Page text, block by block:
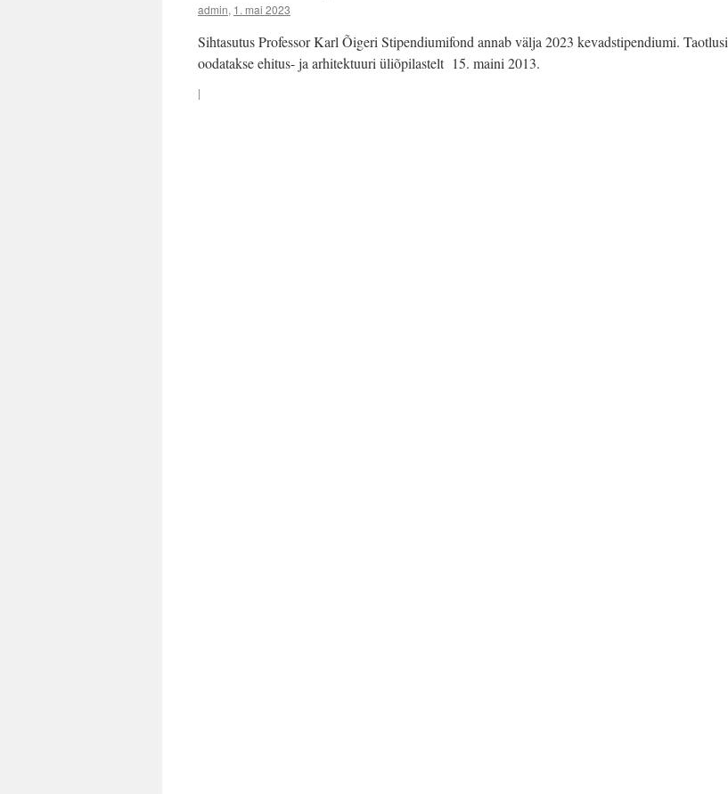
admin, 1. mai 2023
Sihtasutus Professor Karl Õigeri Stipendiumifond annab välja 2023 kevadstipendiumi. Taotlusi
oodatakse ehitus- ja arhitektuuri üliõpilastelt 15. maini 2013.
|